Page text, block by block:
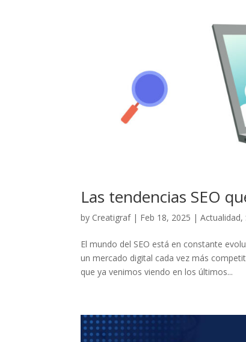
Las tendencias SEO
by Creatigraf| Feb 18, 2025 |Actualidad,
El mundo del SEO está en constante
un mercado digital cada vez más
que ya venimos viendo en los últimos...